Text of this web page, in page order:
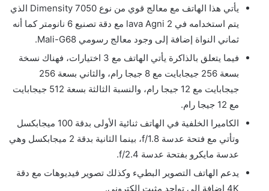
يأتي هذا الهاتف مع معالج قوي من نوع Dimensity 7050 الذي
يتم استخدامه في lava Agni 2 مع دقة تصنيع 6 نانومتر كما أنه
ثماني النواة إضافة إلى وجود معالج رسومي Mali-G68.
فيما يتعلق بالذاكرة يأتي الهاتف مع 3 اختيارات، فهناك نسخة
بسعة 256 جيجابايت مع 8 جيجا رام، والثاني بسعة 256
جيجابايت مع 12 جيجا رام، والنسبة الثالثة بسعة 512 جيجابايت
مع 12 جيجا رام.
الكاميرا الخلفية في الهاتف ثنائية الأولى بدقة 100 ميجابكسل
وتأتي مع فتحة عدسة f/1.8، بينما الثانية بدقة 2 ميجابكسل وهي
عدسة مايكرو بفتحة عدسة f/2.4.
يدعم الهاتف التصوير البطيء وكذلك تصوير فيديوهات مع دقة
4K إضافة إلى تواجد مثبت إلكتروني.